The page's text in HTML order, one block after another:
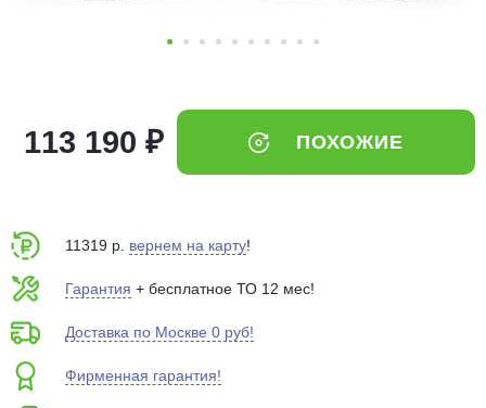
113 190 ₽ ПОХОЖИЕ
11319 р. вернем на карту!
Гарантия + бесплатное ТО 12 мес!
Доставка по Москве 0 руб!
Фирменная гарантия!
выбранный способом
75% будут
Подробнее